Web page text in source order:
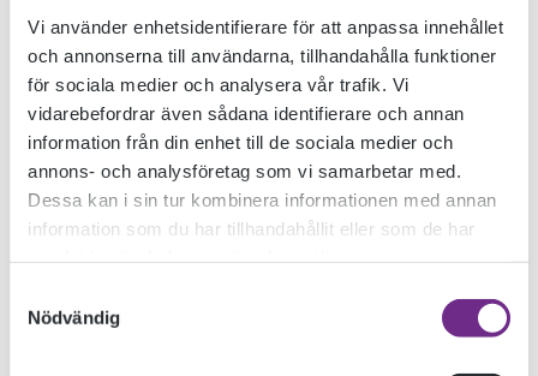
Vi använder enhetsidentifierare för att anpassa innehållet
och annonserna till användarna, tillhandahålla funktioner
för sociala medier och analysera vår trafik. Vi
vidarebefordrar även sådana identifierare och annan
information från din enhet till de sociala medier och
annons- och analysföretag som vi samarbetar med.
Dessa kan i sin tur kombinera informationen med annan
information som du har tillhandahållit eller som de har
Nödvändig
PROFILKURSER